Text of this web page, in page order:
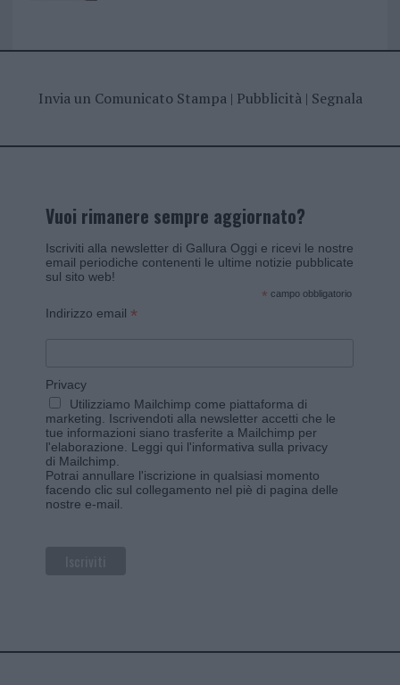
Invia un Comunicato Stampa| Pubblicità| Segnala
Vuoi rimanere sempre aggiornato?
Iscriviti alla newsletter di Gallura Oggi e ricevi le nostre
email periodiche contenenti le ultime notizie pubblicate
sul sito web!
* campo obbligatorio
Indirizzo email *
Privacy
Utilizziamo Mailchimp come piattaforma di
marketing. Iscrivendoti alla newsletter accetti che le
tue informazioni siano trasferite a Mailchimp per
l'elaborazione. Leggi qui l'informativa sulla privacy
di Mailchimp
Potrai annullare l'iscrizione in qualsiasi momento
facendo clic sul collegamento nel piè di pagina delle
nostre e-mail.